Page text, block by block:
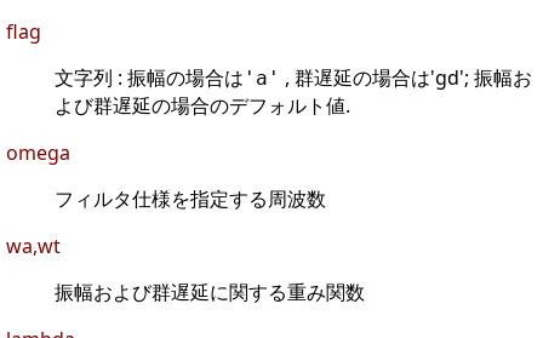
flag
文字列 : 振幅の場合は 'a' , 群遅延の場合は'gd'; 振幅お
よび群遅延の場合のデフォルト値.
omega
フィルタ仕様を指定する周波数
wa,wt
振幅および群遅延に関する重み関数